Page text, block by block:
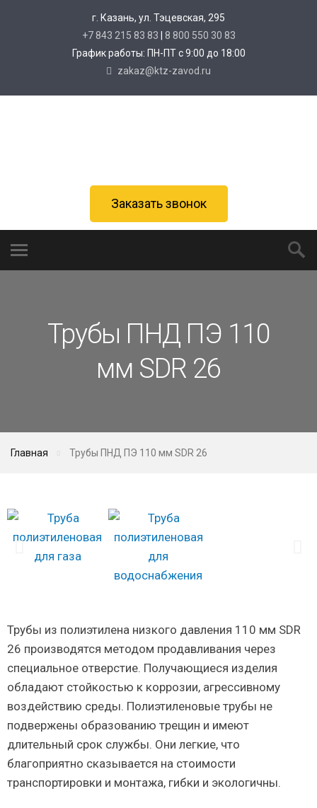
г. Казань, ул. Тэцевская, 295
+7 843 215 83 83
8 800 550 30 83
График работы: ПН-ПТ с 9:00 до 18:00
zakaz@ktz-zavod.ru
Заказать звонок
Трубы ПНД ПЭ 110
мм SDR 26
Главная Трубы ПНД ПЭ 110 мм SDR 26
Трубы из полиэтилена низкого давления 110 мм SDR
26 производятся методом продавливания через
специальное отверстие. Получающиеся изделия
обладают стойкостью к коррозии, агрессивному
воздействию среды. Полиэтиленовые трубы не
подвержены образованию трещин и имеют
длительный срок службы. Они легкие, что
благоприятно сказывается на стоимости
транспортировки и монтажа, гибки и экологичны.